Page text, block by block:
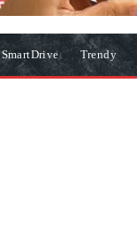
SmartDrive Trendy